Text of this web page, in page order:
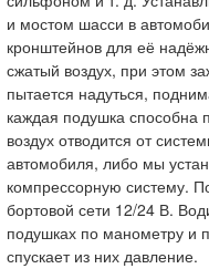
и мостом шасси в
кронштейнов для её
сжатый воздух, при этом
пытается надуться,
каждая подушка способна
воздух отводится от
автомобиля, либо мы
компрессорную систему.
бортовой сети 12/24 В.
подушках по манометру и
спускает из них давление.